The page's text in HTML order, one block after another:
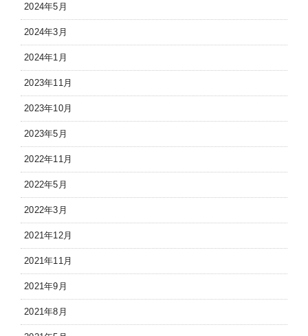
2024年5月
2024年3月
2024年1月
2023年11月
2023年10月
2023年5月
2022年11月
2022年5月
2022年3月
2021年12月
2021年11月
2021年9月
2021年8月